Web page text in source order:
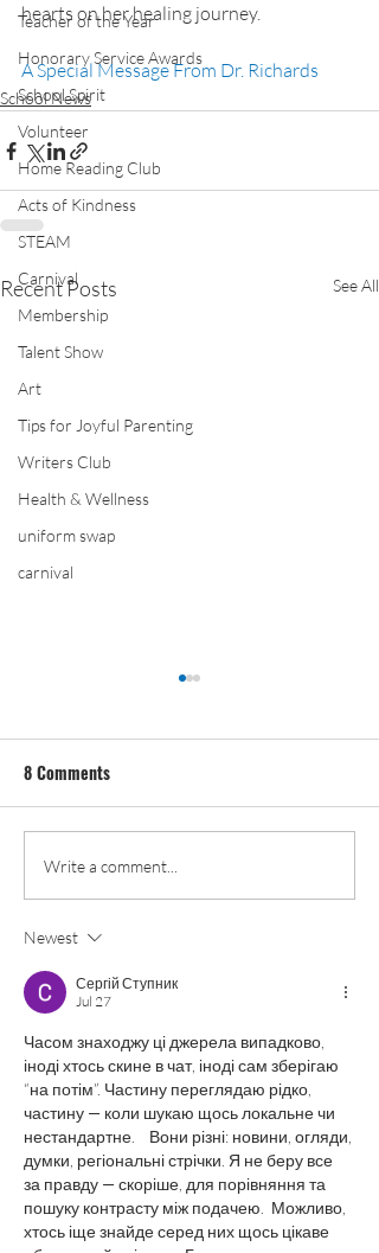
Teacher of the Year
Honorary Service Awards
School Spirit
Volunteer
Home Reading Club
Acts of Kindness
STEAM
Carnival
Membership
Talent Show
Art
Tips for Joyful Parenting
Writers Club
Health & Wellness
uniform swap
carnival
hearts on her healing journey.
A Special Message From Dr. Richards
School News
Recent Posts See All
Roundtable followup from
the principal
8 Comments
Write a comment...
Newest
Сергій Ступник
Jul 27
Часом знаходжу ці джерела випадково,
іноді хтось скине в чат, іноді сам зберігаю
“на потім”. Частину переглядаю рідко,
частину — коли шукаю щось локальне чи
нестандартне.    Вони різні: новини, огляди,
думки, регіональні стрічки. Я не беру все
за правду — скоріше, для порівняння та
пошуку контрасту між подачею.  Можливо,
хтось іще знайде серед них щось цікаве